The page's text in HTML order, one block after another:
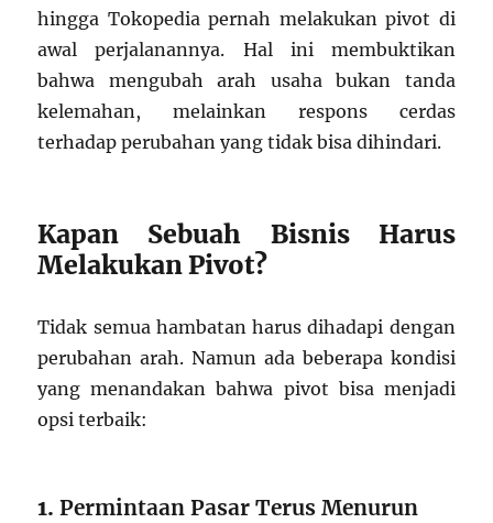
hingga Tokopedia pernah melakukan pivot di
awal perjalanannya. Hal ini membuktikan
bahwa mengubah arah usaha bukan tanda
kelemahan, melainkan respons cerdas
terhadap perubahan yang tidak bisa dihindari.
Kapan Sebuah Bisnis Harus
Melakukan Pivot?
Tidak semua hambatan harus dihadapi dengan
perubahan arah. Namun ada beberapa kondisi
yang menandakan bahwa pivot bisa menjadi
opsi terbaik:
1.Permintaan Pasar Terus Menurun